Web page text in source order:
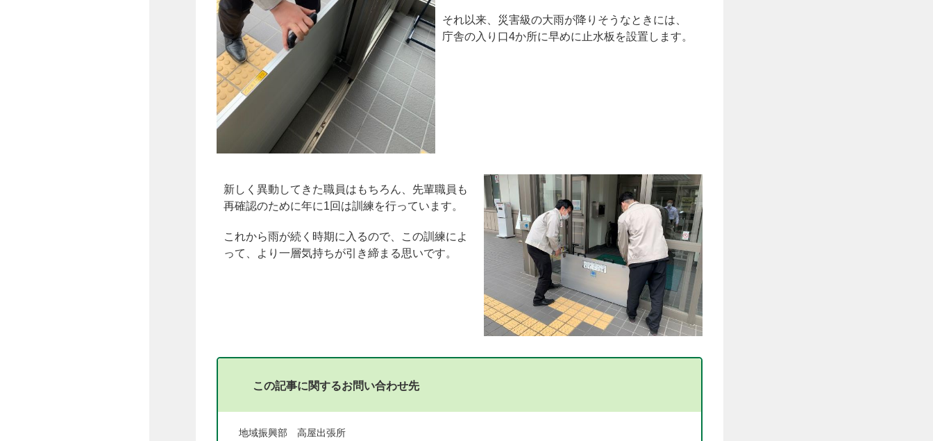
それ以来、災害級の大雨が降りそうなときには、
庁舎の入り口4か所に早めに止水板を設置します。
新しく異動してきた職員はもちろん、先輩職員も
再確認のために年に1回は訓練を行っています。
これから雨が続く時期に入るので、この訓練によ
って、より一層気持ちが引き締まる思いです。
この記事に関するお問い合わせ先
地域振興部 高屋出張所